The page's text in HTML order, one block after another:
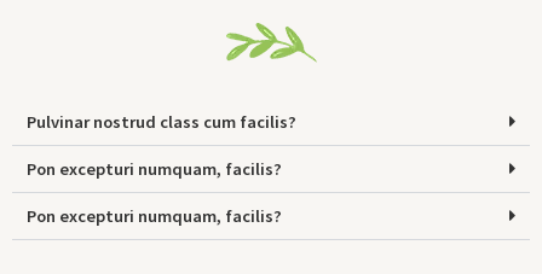
Pulvinar nostrud class cum facilis?
Pon excepturi numquam, facilis?
Pon excepturi numquam, facilis?